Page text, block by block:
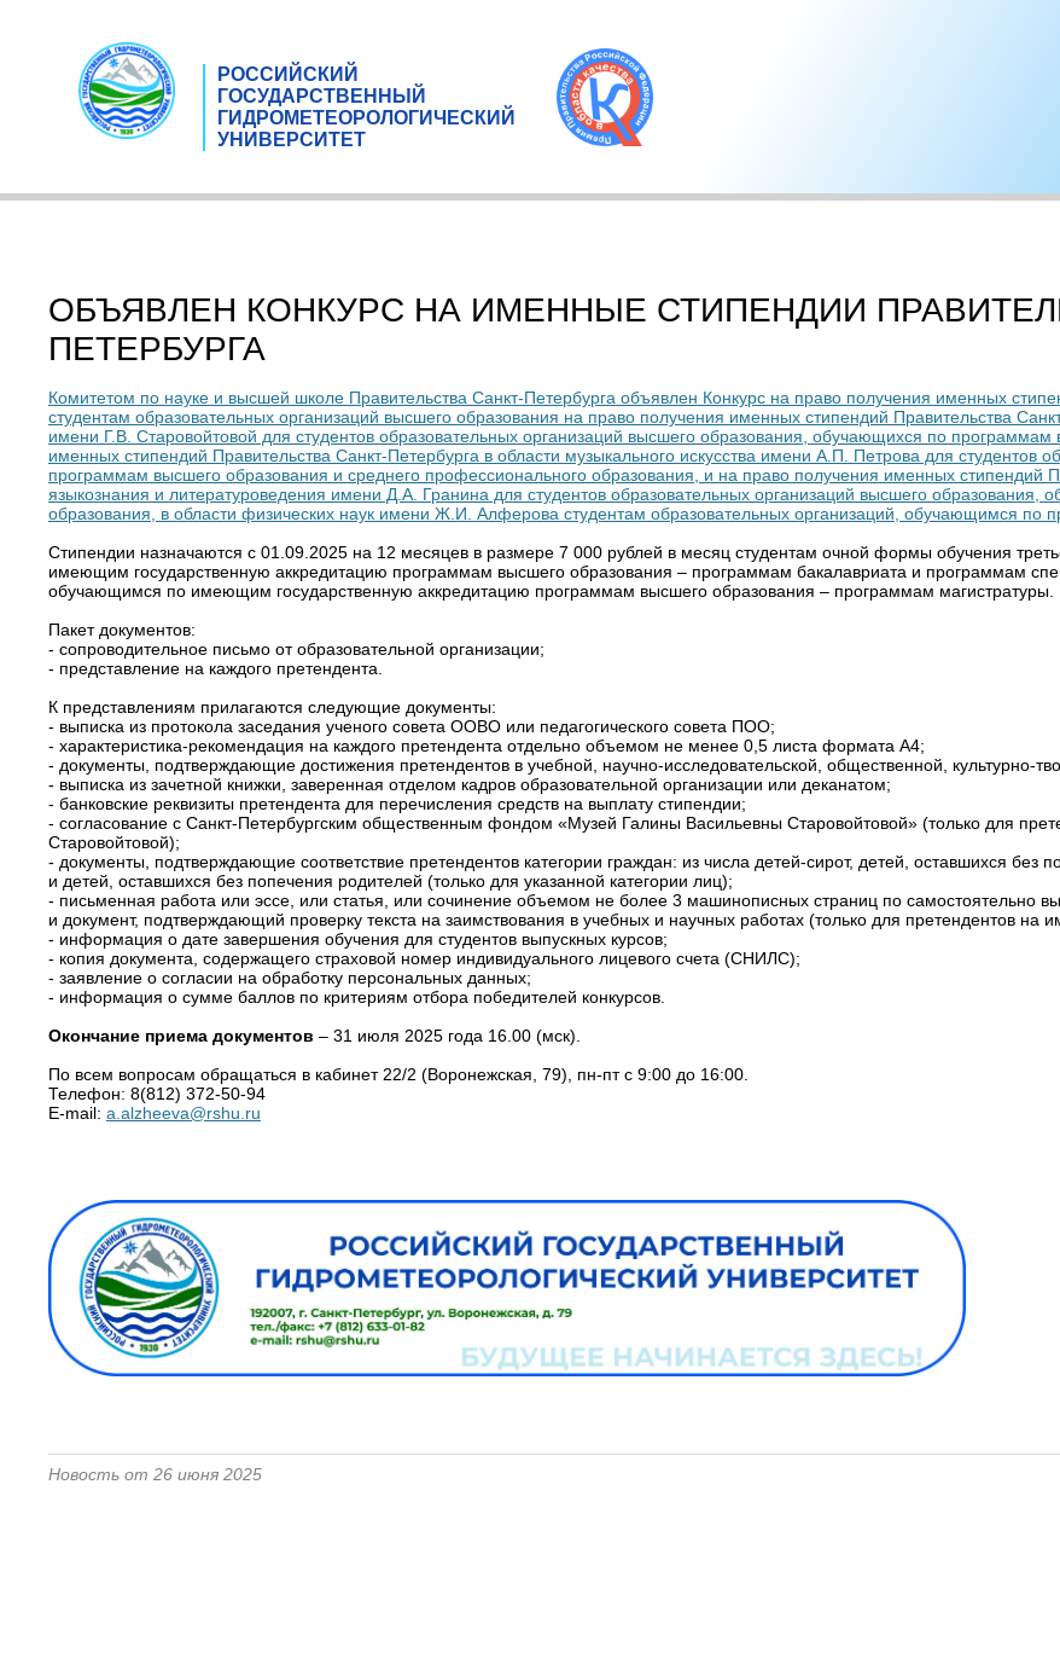
РОССИЙСКИЙ
ГОСУДАРСТВЕННЫЙ
ГИДРОМЕТЕОРОЛОГИЧЕСКИЙ
УНИВЕРСИТЕТ
ОБЪЯВЛЕН КОНКУРС НА ИМЕННЫЕ СТИПЕНДИИ
ПЕТЕРБУРГА
Комитетом по науке и высшей школе Правительства Санкт-Петербурга объявлен Конкурс на право получения именных
студентам образовательных организаций высшего образования на право получения именных стипендий Правительства
имени Г.В. Старовойтовой для студентов образовательных организаций высшего образования, обучающихся по
именных стипендий Правительства Санкт-Петербурга в области музыкального искусства имени А.П. Петрова для студентов
программам высшего образования и среднего профессионального образования, и на право получения именных стипендий
языкознания и литературоведения имени Д.А. Гранина для студентов образовательных организаций высшего
образования, в области физических наук имени Ж.И. Алферова студентам образовательных организаций, обучающимся по
Стипендии назначаются с 01.09.2025 на 12 месяцев в размере 7 000 рублей в месяц студентам очной формы обучения
имеющим государственную аккредитацию программам высшего образования – программам бакалавриата и программам
обучающимся по имеющим государственную аккредитацию программам высшего образования – программам магистратуры.
Пакет документов:
- сопроводительное письмо от образовательной организации;
- представление на каждого претендента.
К представлениям прилагаются следующие документы:
- выписка из протокола заседания ученого совета ООВО или педагогического совета ПОО;
- характеристика-рекомендация на каждого претендента отдельно объемом не менее 0,5 листа формата A4;
- документы, подтверждающие достижения претендентов в учебной, научно-исследовательской, общественной, культурно-
- выписка из зачетной книжки, заверенная отделом кадров образовательной организации или деканатом;
- банковские реквизиты претендента для перечисления средств на выплату стипендии;
- согласование с Санкт-Петербургским общественным фондом «Музей Галины Васильевны Старовойтовой» (только для
Старовойтовой);
- документы, подтверждающие соответствие претендентов категории граждан: из числа детей-сирот, детей, оставшихся без
и детей, оставшихся без попечения родителей (только для указанной категории лиц);
- письменная работа или эссе, или статья, или сочинение объемом не более 3 машинописных страниц по самостоятельно
и документ, подтверждающий проверку текста на заимствования в учебных и научных работах (только для претендентов
- информация о дате завершения обучения для студентов выпускных курсов;
- копия документа, содержащего страховой номер индивидуального лицевого счета (СНИЛС);
- заявление о согласии на обработку персональных данных;
- информация о сумме баллов по критериям отбора победителей конкурсов.
Окончание приема документов – 31 июля 2025 года 16.00 (мск).
По всем вопросам обращаться в кабинет 22/2 (Воронежская, 79), пн-пт с 9:00 до 16:00.
Телефон: 8(812) 372-50-94
E-mail: a.alzheeva@rshu.ru
Новость от 26 июня 2025